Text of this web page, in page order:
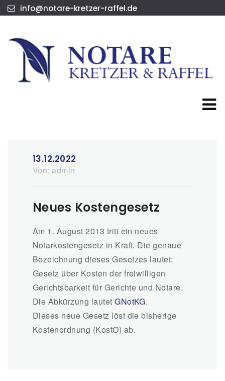
info@notare-kretzer-raffel.de
13.12.2022
Von: admin
Neues Kostengesetz
Am 1. August 2013 tritt ein neues
Notarkostengesetz in Kraft. Die genaue
Bezeichnung dieses Gesetzes lautet:
Gesetz über Kosten der freiwilligen
Gerichtsbarkeit für Gerichte und Notare.
Die Abkürzung lautetGNotKG.
Dieses neue Gesetz löst die bisherige
Kostenordnung (KostO) ab.